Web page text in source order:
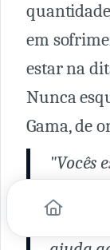
em
estar na
Nunca
Gama, de
"Vocês
da